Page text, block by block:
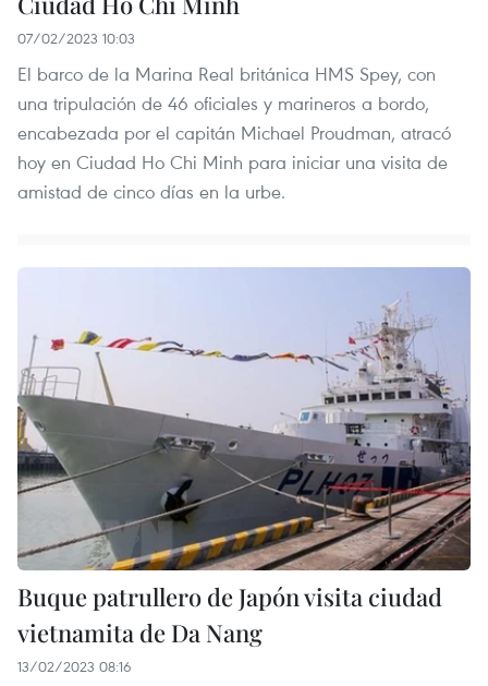
07/02/2023 10:03
El barco de la Marina Real británica HMS Spey, con
una tripulación de 46 oficiales y marineros a bordo,
encabezada por el capitán Michael Proudman, atracó
hoy en Ciudad Ho Chi Minh para iniciar una visita de
amistad de cinco días en la urbe.
Buque patrullero de Japón visita ciudad
vietnamita de Da Nang
13/02/2023 08:16